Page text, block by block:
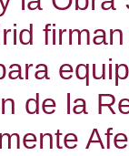
de
de la